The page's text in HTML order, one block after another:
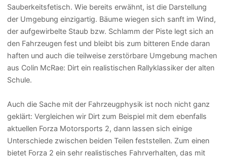
Sauberkeitsfetisch. Wie bereits erwähnt, ist die Darstellung
der Umgebung einzigartig. Bäume wiegen sich sanft im Wind,
der aufgewirbelte Staub bzw. Schlamm der Piste legt sich an
den Fahrzeugen fest und bleibt bis zum bitteren Ende daran
haften und auch die teilweise zerstörbare Umgebung machen
aus Colin McRae: Dirt ein realistischen Rallyklassiker der alten
Schule.
Auch die Sache mit der Fahrzeugphysik ist noch nicht ganz
geklärt: Vergleichen wir Dirt zum Beispiel mit dem ebenfalls
aktuellen Forza Motorsports 2, dann lassen sich einige
Unterschiede zwischen beiden Teilen feststellen. Zum einen
bietet Forza 2 ein sehr realistisches Fahrverhalten, das mit